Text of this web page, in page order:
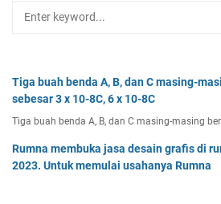
Tiga buah benda A, B, dan C masing-
sebesar 3 x 10-8C, 6 x 10-8C
Tiga buah benda A, B, dan C masing-masing
Rumna membuka jasa desain grafis di
2023. Untuk memulai usahanya Rumna